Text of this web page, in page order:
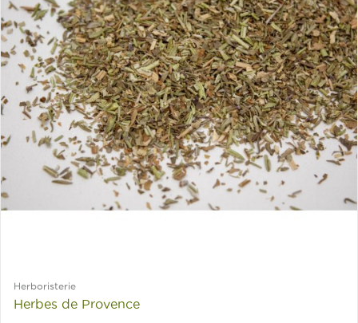
Herboristerie
Herbes de Provence